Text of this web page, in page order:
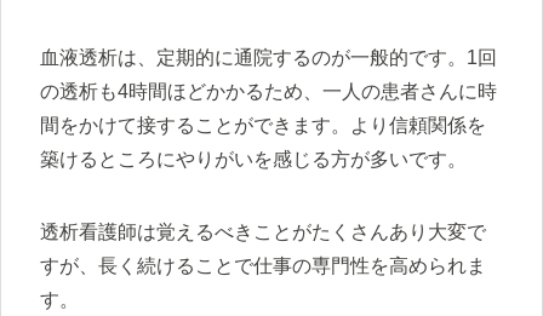
血液透析は、定期的に通院するのが一般的です。1回
の透析も4時間ほどかかるため、一人の患者さんに時
間をかけて接することができます。より信頼関係を
築けるところにやりがいを感じる方が多いです。
透析看護師は覚えるべきことがたくさんあり大変で
すが、長く続けることで仕事の専門性を高められま
す。